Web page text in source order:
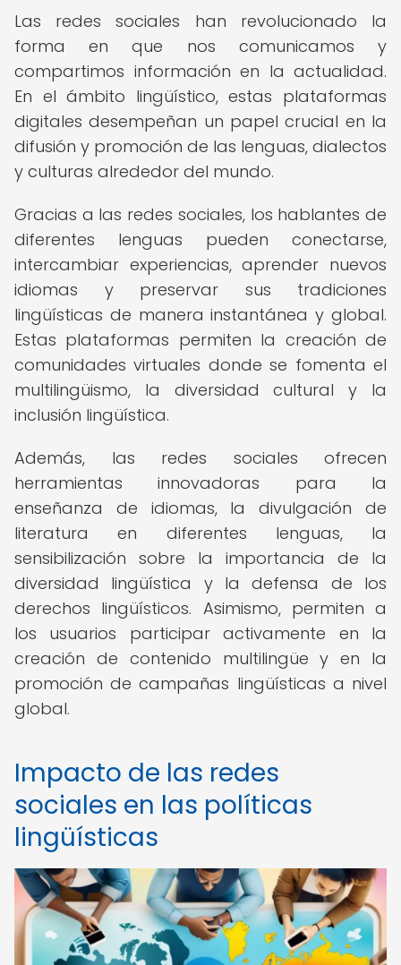
Las redes sociales han revolucionado la
forma en que nos comunicamos y
compartimos información en la actualidad.
En el ámbito lingüístico, estas plataformas
digitales desempeñan un papel crucial en la
difusión y promoción de las lenguas, dialectos
y culturas alrededor del mundo.
Gracias a las redes sociales, los hablantes de
diferentes lenguas pueden conectarse,
intercambiar experiencias, aprender nuevos
idiomas y preservar sus tradiciones
lingüísticas de manera instantánea y global.
Estas plataformas permiten la creación de
comunidades virtuales donde se fomenta el
multilingüismo, la diversidad cultural y la
inclusión lingüística.
Además, las redes sociales ofrecen
herramientas innovadoras para la
enseñanza de idiomas, la divulgación de
literatura en diferentes lenguas, la
sensibilización sobre la importancia de la
diversidad lingüística y la defensa de los
derechos lingüísticos. Asimismo, permiten a
los usuarios participar activamente en la
creación de contenido multilingüe y en la
promoción de campañas lingüísticas a nivel
global.
Impacto de las redes
sociales en las políticas
lingüísticas